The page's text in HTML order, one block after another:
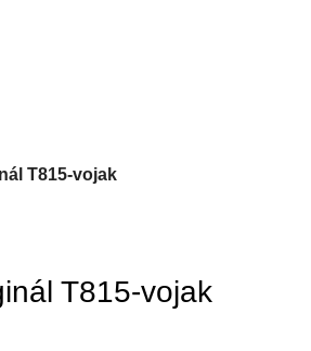
T815-vojak
T815-vojak